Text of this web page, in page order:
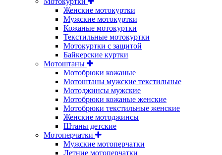
Женские мотокуртки
Мужские мотокуртки
Кожаные мотокуртки
Текстильные мотокуртки
Мотокуртки с защитой
Байкерские куртки
Мотоштаны
Мотобрюки кожаные
Мотоштаны мужские текстильные
Мотоджинсы мужские
Мотобрюки кожаные женские
Мотобрюки текстильные женские
Женские мотоджинсы
Штаны детские
Мотоперчатки
Мужские мотоперчатки
Летние мотоперчатки